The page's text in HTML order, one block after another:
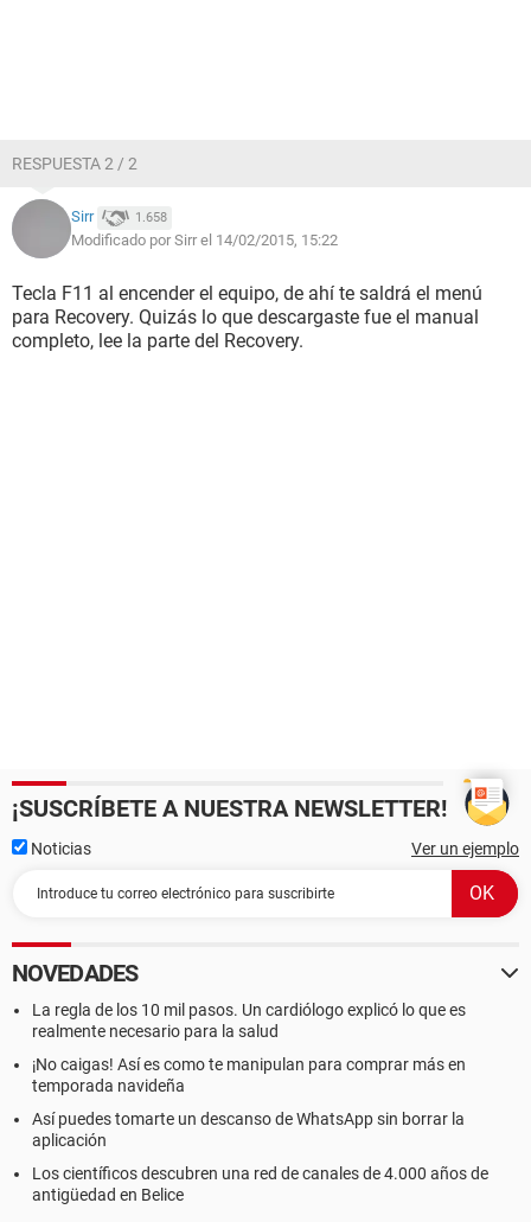
RESPUESTA 2 / 2
Sirr 1.658
Modificado por Sirr el 14/02/2015, 15:22
Tecla F11 al encender el equipo, de ahí te saldrá el menú
para Recovery. Quizás lo que descargaste fue el manual
completo, lee la parte del Recovery.
¡SUSCRÍBETE A NUESTRA NEWSLETTER!
Noticias Ver un ejemplo
NOVEDADES
La regla de los 10 mil pasos. Un cardiólogo explicó lo que es
realmente necesario para la salud
¡No caigas! Así es como te manipulan para comprar más en
temporada navideña
Así puedes tomarte un descanso de WhatsApp sin borrar la
aplicación
Los científicos descubren una red de canales de 4.000 años de
antigüedad en Belice